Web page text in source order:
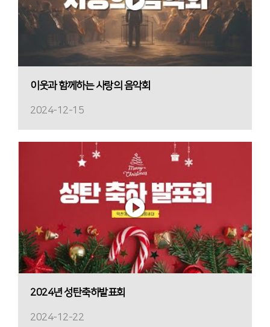
이웃과 함께하는 사랑의 음악회
2024-12-15
2024년 성탄축하발표회
2024-12-22